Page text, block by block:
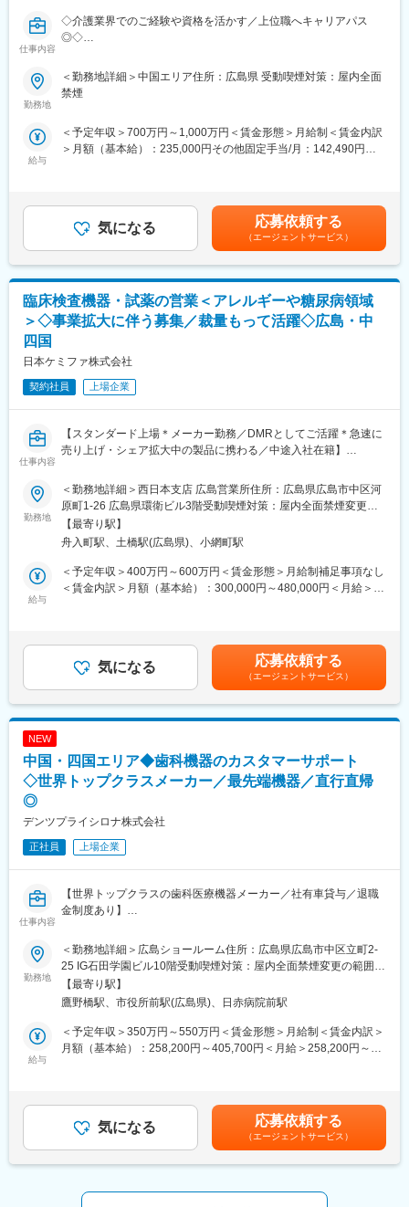
仕事内容
◇介護業界でのご経験や資格を活かす／上位職へキャリアパス
◎◇
介護・医療・障がい福祉事業を展開する当社にて、エリアマネー
ジャーとして5か所程度の複数事業所の統括マネジメントをお任せ
いたします。
■職務内容：
〇新規施設の立ち上げ、スタッフ採用・管理・教育・離職防止、
ど、連携先の開拓)
〇稼働、人員配置、コンプライアンスという3つの経営指標に基づ
く数字軸を中核にしたマネジメント
〇イノベーティブな企画・取り組みなどを通じてブランディング
の強化
■魅力：
【上位職へステップアップできます！】
円～）
↓
事業部門の責任者やグループ内の経営を担う『シニアマネージャ
へステップアップしていくことができます！ぜひチャレンジして
ください！
「障がい福祉サービスの新しい風を創る」というミッションを掲
げ、「Innovation」と「Novel」を融合させた先進的なアプローチ
と温かみのある支援を両立させることで、新しい福祉サービスを
展開しております。
・居宅介護支援事業
・児童発達支援事業
・就労継続支援事業
・共同生活援助事業
・短期入所事業／日中一時支援事業
・地域生活支援拠点事業
勤務地
＜勤務地詳細＞中国エリア住所：広島県 受動喫煙対策：屋内全面
禁煙
給与
＜予定年収＞700万円～1,000万円＜賃金形態＞月給制＜賃金内訳
＞月額（基本給）：235,000円その他固定手当/月：142,490円固
給与補足＞【上位職へステップアップできます！】5施設程度の施
設を管理する『エリアマネージャー』（月給50万円～） ↓事業部
門の責任者やグループ内の経営を担う『シニアマネージャー』
（年収1,500万円も可能）へステップアップしていくことができま
す！ぜひチャレンジしてください！賃金はあくまでも目安の金額
であり、選考を通じて上下する可能性があります。月給(月額)は固
定手当を含めた表記です。
気になる 応募依頼する
（エージェントサービス）
臨床検査機器・試薬の営業＜アレルギーや糖尿病領域
＞◇事業拡大に伴う募集／裁量もって活躍◇広島・中
四国
日本ケミファ株式会社
契約社員 上場企業
仕事内容
【スタンダード上場＊メーカー勤務／DMRとしてご活躍＊急速に
売り上げ・シェア拡大中の製品に携わる／中途入社在籍】
■職務内容：
大規模病院やクリニックに向けた臨床検査機器の提案営業をお任
せします。
メイン商材は、国内で需要が高まるアレルギー検査に用いられる
自社開発機器・試薬「ドロップスクリーン」です。今回は、業績
拡大に伴う組織強化による募集となります。
＜具体的な業務内容＞
・実機によるデモンストレーション、学会展示等による受注拡大
活動
・顧客等からの製品等情報収集や顧客への製品等情報伝達
※病院内の検査室・検査センターが中心となります。
※1人あたり50～100施設程度を担当する想定です。
広島県メインまたは、中四国エリア
※近県にも出張の可能性があります
◎アレルギー検査機器・試薬「ドロップスクリーン」
これまで検査センターに外注していたアレルギー検査を、病院内
検査から院内検査へのシフトチェンジできる、非常に提案価値の
高い商材です。
◎糖尿病領域の血液検査機器・試薬（HPLC）
糖尿病患者の増加に伴い、迅速な検査・治療へのニーズが高まる
中で、治療前にスピーディな検査結果報告を可能にする製品で
す。
「QOL（生活の質）」向上への貢献できます。
・自社が開発した特徴あるアレルギー診断機器・試薬を取り扱っ
ており、急速に売上やシェアを伸ばしている製品に携われます。
勤務地
＜勤務地詳細＞西日本支店 広島営業所住所：広島県広島市中区河
原町1-26 広島県環衛ビル3階受動喫煙対策：屋内全面禁煙変更の
範囲：会社の定める事業所
【最寄り駅】
舟入町駅、土橋駅(広島県)、小網町駅
給与
＜予定年収＞400万円～600万円＜賃金形態＞月給制補足事項なし
＜賃金内訳＞月額（基本給）：300,000円～480,000円＜月給＞
る可能性があります。月給(月額)は固定手当を含めた表記です。
気になる 応募依頼する
（エージェントサービス）
NEW
中国・四国エリア◆歯科機器のカスタマーサポート
◇世界トップクラスメーカー／最先端機器／直行直帰
◎
デンツプライシロナ株式会社
正社員 上場企業
仕事内容
【世界トップクラスの歯科医療機器メーカー／社有車貸与／退職
金制度あり】
■業務内容
主に中国・四国エリアのお客様に対し、当社で展開しているセレ
ック製品の活用方法に関するアドバイスや使用方法のトレーニン
グなどを通して、お客様をサポートするポジションとなります。
※広島営業所を拠点として中国・四国エリアのお客様を担当いただ
きます。
＜具体的に＞
・セレックの設置についてサポート
・展示会/セミナーの実施
・導入顧客へセレック以外の製品についての案内促進
◇弊社取扱製品：セレック（歯科用CAD/CAMシステム）
勤務地
＜勤務地詳細＞広島ショールーム住所：広島県広島市中区立町2-
25 IG石田学園ビル10階受動喫煙対策：屋内全面禁煙変更の範囲：
会社の定める事業所（リモートワーク含む）
【最寄り駅】
鷹野橋駅、市役所前駅(広島県)、日赤病院前駅
給与
＜予定年収＞350万円～550万円＜賃金形態＞月給制＜賃金内訳＞
月額（基本給）：258,200円～405,700円＜月給＞258,200円～
性があります。賃金はあくまでも目安の金額であり、選考を通じ
て上下する可能性があります。月給(月額)は固定手当を含めた表記
気になる 応募依頼する
（エージェントサービス）